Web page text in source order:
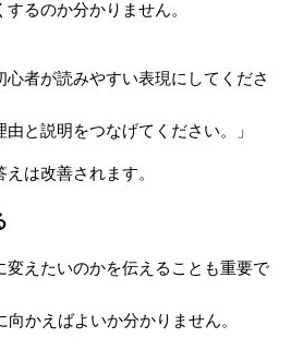
るのか分かりません。
心者が読みやすい表現にしてくださ
と説明をつなげてください。」
は改善されます。
変えたいのかを伝えることも重要で
かえばよいか分かりません。